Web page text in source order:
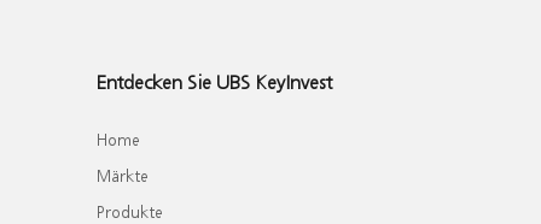
Entdecken Sie UBS KeyInvest
Home
Märkte
Produkte